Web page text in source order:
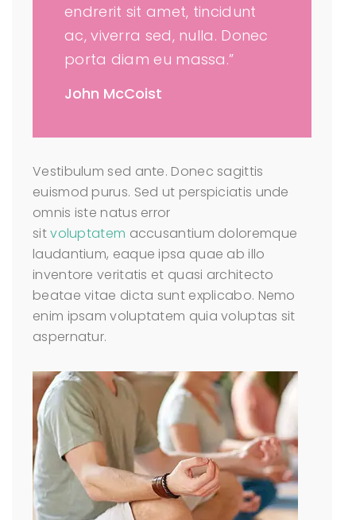
endrerit sit amet, tincidunt
ac, viverra sed, nulla. Donec
porta diam eu massa.”
John McCoist
Vestibulum sed ante. Donec sagittis
euismod purus. Sed ut perspiciatis unde
omnis iste natus error
sitvoluptatem accusantium doloremque
laudantium, eaque ipsa quae ab illo
inventore veritatis et quasi architecto
beatae vitae dicta sunt explicabo. Nemo
enim ipsam voluptatem quia voluptas sit
aspernatur.